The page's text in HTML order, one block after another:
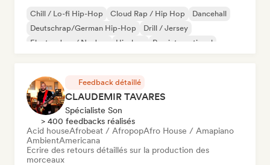
Chill / Lo-fi Hip-Hop Cloud Rap / Hip Hop
Dancehall
Deutschrap/German Hip-Hop
Drill / Jersey
Electro Jazz / Nu Jazz
Hip-hop Rap international
Feedback détaillé
CLAUDEMIR TAVARES
Spécialiste Son
> 400 feedbacks réalisés
Acid houseAfrobeat / AfropopAfro House / Amapiano
AmbientAmericana
Ecrire des retours détaillés sur la production des
morceaux